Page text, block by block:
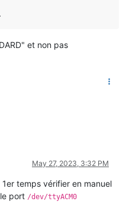
et non pas
May 27, 2023, 3:32 PM
temps vérifier en manuel
port /dev/ttyACM0